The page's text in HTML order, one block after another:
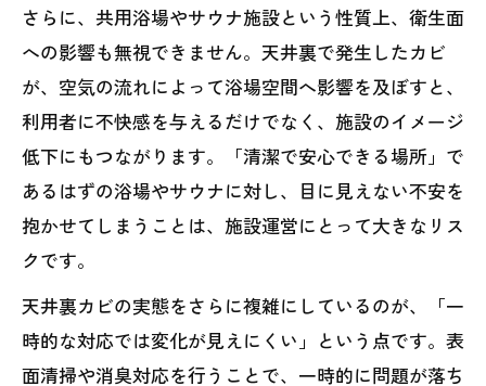
さらに、共用浴場やサウナ施設という性質上、衛生面
への影響も無視できません。天井裏で発生したカビ
が、空気の流れによって浴場空間へ影響を及ぼすと、
利用者に不快感を与えるだけでなく、施設のイメージ
低下にもつながります。「清潔で安心できる場所」で
あるはずの浴場やサウナに対し、目に見えない不安を
抱かせてしまうことは、施設運営にとって大きなリス
クです。
天井裏カビの実態をさらに複雑にしているのが、「一
時的な対応では変化が見えにくい」という点です。表
面清掃や消臭対応を行うことで、一時的に問題が落ち